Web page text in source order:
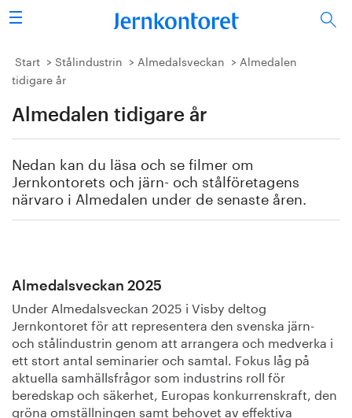
Sök
Stålindustrin
Forskning/utbildning
Energi/miljö
Vi tycker
Bildbank
Om oss
Start Stålindustrin Almedalsveckan
Almedalen
tidigare år
Almedalen tidigare år
Nedan kan du läsa och se filmer om
Jernkontorets och järn- och stålföretagens
närvaro i Almedalen under de senaste åren.
Almedalsveckan 2025
Under Almedalsveckan 2025 i Visby deltog
Jernkontoret för att representera den svenska järn-
och stålindustrin genom att arrangera och medverka i
ett stort antal seminarier och samtal. Fokus låg på
aktuella samhällsfrågor som industrins roll för
beredskap och säkerhet, Europas konkurrenskraft, den
gröna omställningen samt behovet av effektiva